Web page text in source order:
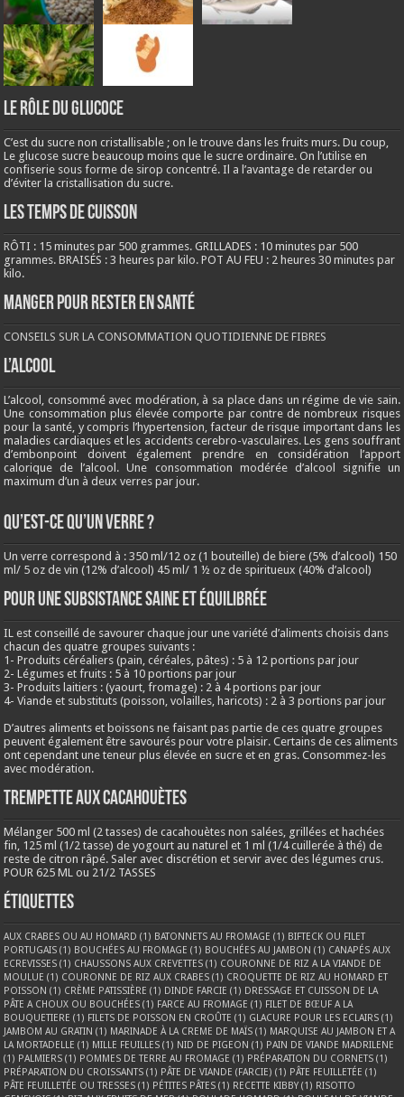
LE RÔLE DU GLUCOCE
C’est du sucre non cristallisable ; on le trouve dans les fruits murs. Du coup,
Le glucose sucre beaucoup moins que le sucre ordinaire. On l’utilise en
confiserie sous forme de sirop concentré. Il a l’avantage de retarder ou
d’éviter la cristallisation du sucre.
LES TEMPS DE CUISSON
RÔTI : 15 minutes par 500 grammes. GRILLADES : 10 minutes par 500
grammes. BRAISÉS : 3 heures par kilo. POT AU FEU : 2 heures 30 minutes par
kilo.
Manger pour rester en santé
CONSEILS SUR LA CONSOMMATION QUOTIDIENNE DE FIBRES
L’ALCOOL
L’alcool, consommé avec modération, à sa place dans un régime de vie sain.
Une consommation plus élevée comporte par contre de nombreux risques
pour la santé, y compris l’hypertension, facteur de risque important dans les
maladies cardiaques et les accidents cerebro-vasculaires. Les gens souffrant
d’embonpoint doivent également prendre en considération l’apport
calorique de l’alcool. Une consommation modérée d’alcool signifie un
maximum d’un à deux verres par jour.
QU’EST-CE QU’UN VERRE ?
Un verre correspond à : 350 ml/12 oz (1 bouteille) de biere (5% d’alcool) 150
ml/ 5 oz de vin (12% d’alcool) 45 ml/ 1 ½ oz de spiritueux (40% d’alcool)
Pour une subsistance saine et équilibrée
IL est conseillé de savourer chaque jour une variété d’aliments choisis dans
chacun des quatre groupes suivants :
1- Produits céréaliers (pain, céréales, pâtes) : 5 à 12 portions par jour
2- Légumes et fruits : 5 à 10 portions par jour
3- Produits laitiers : (yaourt, fromage) : 2 à 4 portions par jour
4- Viande et substituts (poisson, volailles, haricots) : 2 à 3 portions par jour
D’autres aliments et boissons ne faisant pas partie de ces quatre groupes
peuvent également être savourés pour votre plaisir. Certains de ces aliments
ont cependant une teneur plus élevée en sucre et en gras. Consommez-les
avec modération.
Trempette aux cacahouètes
Mélanger 500 ml (2 tasses) de cacahouètes non salées, grillées et hachées
fin, 125 ml (1/2 tasse) de yogourt au naturel et 1 ml (1/4 cuillerée à thé) de
reste de citron râpé. Saler avec discrétion et servir avec des légumes crus.
POUR 625 ML ou 21/2 TASSES
Étiquettes
AUX CRABES OU AU HOMARD (1) BATONNETS AU FROMAGE (1) BIFTECK OU FILET
PORTUGAIS (1) BOUCHÉES AU FROMAGE (1) BOUCHÉES AU JAMBON (1) CANAPÉS AUX
ECREVISSES (1) CHAUSSONS AUX CREVETTES (1) COURONNE DE RIZ A LA VIANDE DE
MOULUE (1) COURONNE DE RIZ AUX CRABES (1) CROQUETTE DE RIZ AU HOMARD ET
POISSON (1) CRÈME PATISSIÈRE (1) DINDE FARCIE (1) DRESSAGE ET CUISSON DE LA
PÂTE A CHOUX OU BOUCHÉES (1) FARCE AU FROMAGE (1) FILET DE BŒUF A LA
BOUQUETIERE (1) FILETS DE POISSON EN CROÛTE (1) GLACURE POUR LES ECLAIRS (1)
JAMBOM AU GRATIN (1) MARINADE À LA CREME DE MAÏS (1) MARQUISE AU JAMBON ET A
LA MORTADELLE (1) MILLE FEUILLES (1) NID DE PIGEON (1) PAIN DE VIANDE MADRILENE
(1) PALMIERS (1) POMMES DE TERRE AU FROMAGE (1) PRÉPARATION DU CORNETS (1)
PRÉPARATION DU CROISSANTS (1) PÂTE DE VIANDE (FARCIE) (1) PÂTE FEUILLETÉE (1)
PÂTE FEUILLETÉE OU TRESSES (1) PÉTITES PÂTES (1) RECETTE KIBBY (1) RISOTTO